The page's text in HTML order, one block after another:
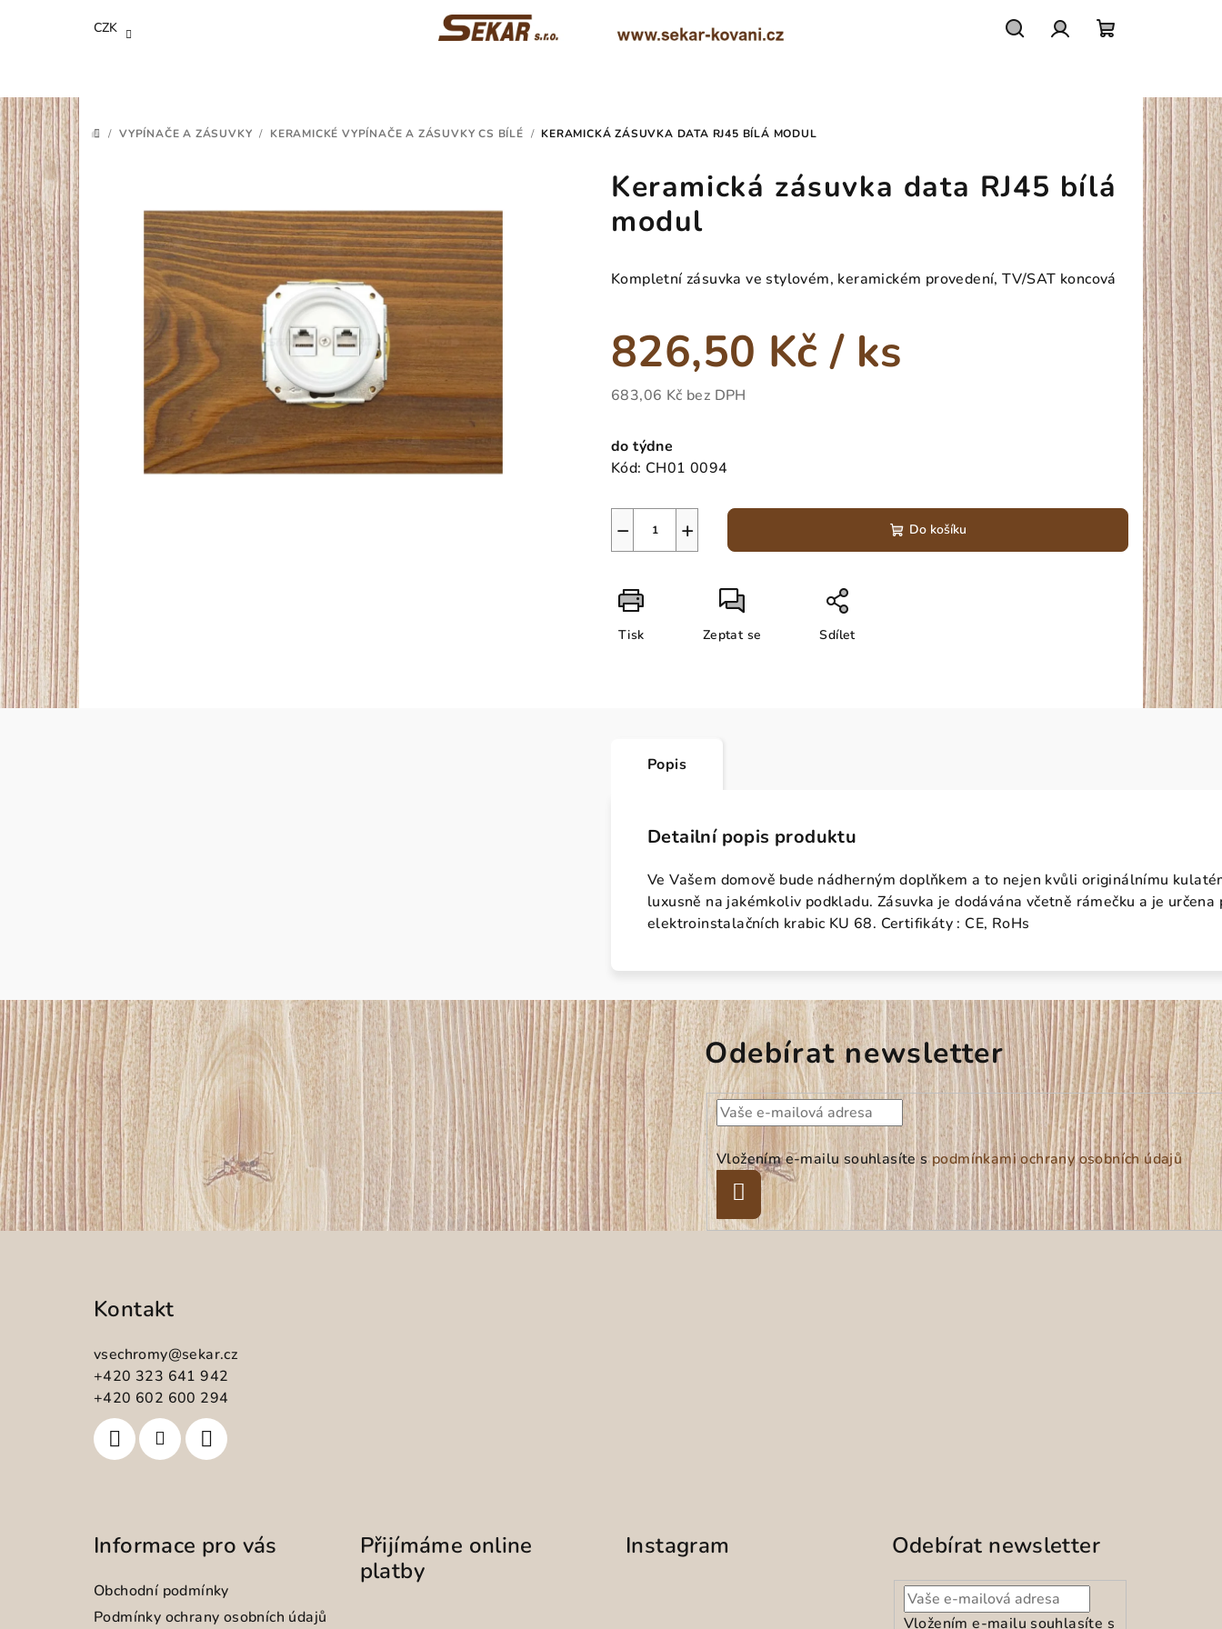
CZK
košík
DOMŮ
/ VYPÍNAČE A ZÁSUVKY / KERAMICKÉ VYPÍNAČE A ZÁSUVKY CS BÍLÉ / KERAMICKÁ ZÁSUVKA DATA RJ45 BÍLÁ MODUL
Keramická zásuvka data RJ45 bílá
modul
Kompletní zásuvka ve stylovém, keramickém provedení, TV/SAT koncová
826,50 Kč/ ks
683,06 Kč bez DPH
cena:
do týdne
Kód: CH01 0094
+
− Do košíku
Tisk Zeptat se Sdílet
Popis
Detailní popis produktu
Ve Vašem domově bude nádherným doplňkem a to nejen kvůli originálnímu
luxusně na jakémkoliv podkladu. Zásuvka je dodávána včetně rámečku a je
elektroinstalačních krabic KU 68. Certifikáty : CE, RoHs
Odebírat newsletter
Vložením e-mailu souhlasíte spodmínkami ochrany osobních údajů
Přihlásit
Kontakt
vsechromy@sekar.cz
+420 323 641 942
+420 602 600 294
Informace pro vás
Obchodní podmínky
Podmínky ochrany osobních údajů
Přijímáme online
platby
Instagram Odebírat newsletter
Vložením e-mailu souhlasíte s